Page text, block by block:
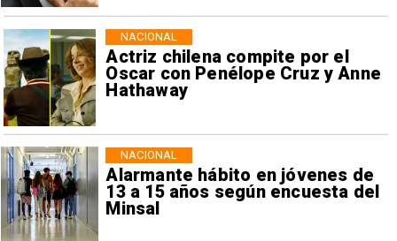
Actriz chilena compite por el
Oscar con Penélope Cruz y Anne
Hathaway
NACIONAL
Alarmante hábito en jóvenes de
13 a 15 años según encuesta del
Minsal
NACIONAL